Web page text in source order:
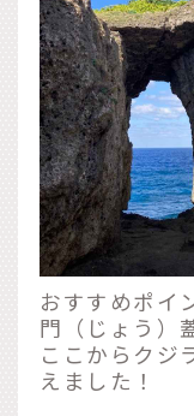
おすすめポイ
門（じょう）
ここからクジ
えました！